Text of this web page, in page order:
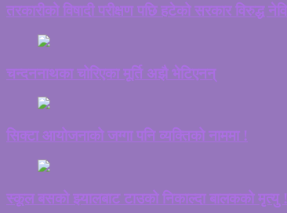
तरकारीको विषादी परीक्षण पछि हटेको सरकार
चन्दननाथका चोरिएका मूर्ति अझै भेटिएनन्
सिक्टा आयोजनाको जग्गा पनि व्यक्तिको नाममा !
स्कूल बसको झ्यालबाट टाउको निकाल्दा बालकको मृत्यु !